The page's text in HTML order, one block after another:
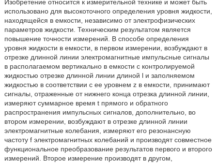
Изобретение относится к измерительной технике и может быть
использовано для высокоточного определения уровня жидкости,
находящейся в емкости, независимо от электрофизических
параметров жидкости. Техническим результатом является
повышение точности измерений. В способе определения
уровня жидкости в емкости, в первом измерении, возбуждают в
отрезке длинной линии электромагнитные импульсные сигналы
в располагаемом вертикально в емкости с контролируемой
жидкостью отрезке длинной линии длиной l и заполняемом
жидкостью в соответствии с ее уровнем z в емкости, принимают
сигналы, отраженные от нижнего конца отрезка длинной линии,
измеряют суммарное время t прямого и обратного
распространения импульсных сигналов, дополнительно, во
втором измерении, возбуждают в отрезке длинной линии
электромагнитные колебания, измеряют его резонансную
частоту f электромагнитных колебаний и производят совместное
функциональное преобразование результатов первого и второго
измерений. Второе измерение производят в другом,